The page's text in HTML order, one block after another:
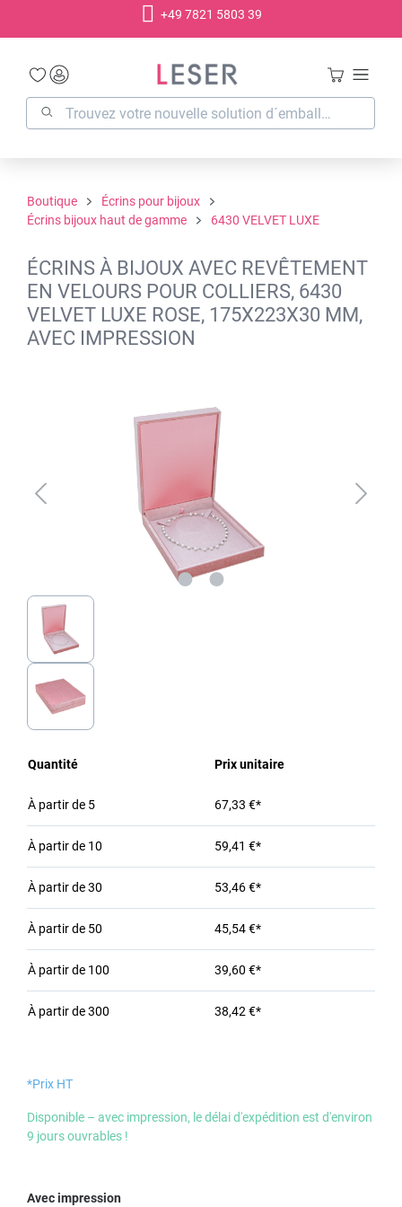
+49 7821 5803 39
Boutique
Écrins pour bijoux
Écrins bijoux haut de gamme
6430 VELVET LUXE
ÉCRINS À BIJOUX AVEC REVÊTEMENT
EN VELOURS POUR COLLIERS, 6430
VELVET LUXE ROSE, 175X223X30 MM,
AVEC IMPRESSION
Quantité Prix unitaire
À partir de 5 67,33 €*
À partir de 10 59,41 €*
À partir de30 53,46 €*
À partir de 50 45,54 €*
À partir de 100 39,60 €*
À partir de300 38,42 €*
*Prix HT
Disponible – avec impression, le délai d'expédition est d'environ
9 jours ouvrables !
Sélectionnez
Avec impression